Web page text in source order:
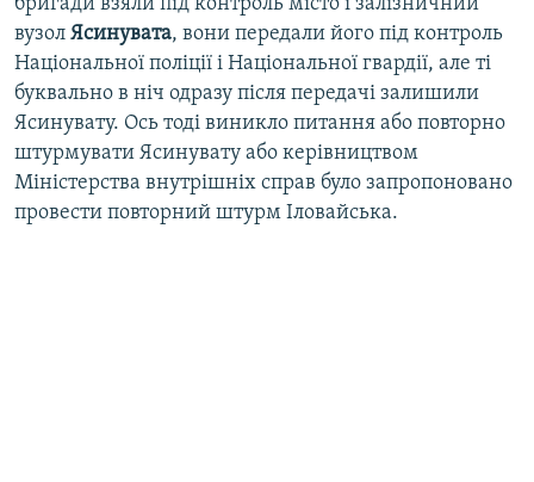
вузол Ясинувата, вони передали його під контроль
Національної поліції і Національної гвардії, але ті
буквально в ніч одразу після передачі залишили
Ясинувату. Ось тоді виникло питання або повторно
штурмувати Ясинувату або керівництвом
Міністерства внутрішніх справ було запропоновано
провести повторний штурм Іловайська.